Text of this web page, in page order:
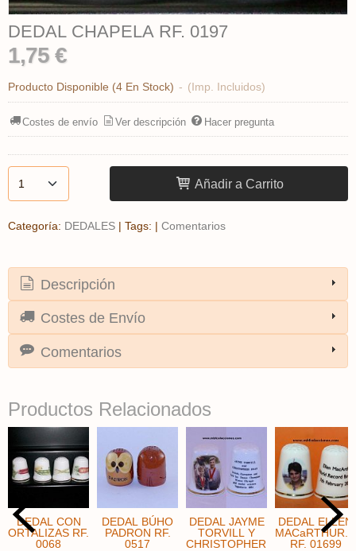
DEDAL CHAPELA RF. 0197
1,75 €
Producto Disponible (4 En Stock) - (Imp. Incluidos)
Costes de envío Ver descripción Hacer pregunta
Añadir a Carrito
Categoría: DEDALES | Tags: | Comentarios
Descripción
Costes de Envío
Comentarios
Productos Relacionados
DEDAL CON
ORTALIZAS RF.
0068
DEDAL BÚHO
PADRON RF.
0517
DEDAL JAYME
TORVILL Y
CHRISTOPHER...
DEDAL ELLEN
RF. 01699